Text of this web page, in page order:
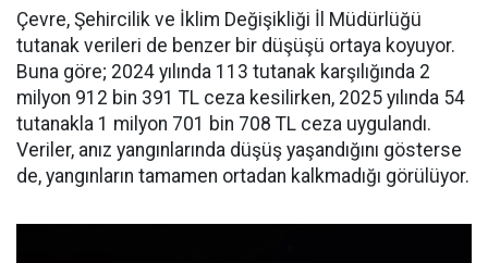
Çevre, Şehircilik ve İklim Değişikliği İl Müdürlüğü
tutanak verileri de benzer bir düşüşü ortaya koyuyor.
Buna göre; 2024 yılında 113 tutanak karşılığında 2
milyon 912 bin 391 TL ceza kesilirken, 2025 yılında 54
tutanakla 1 milyon 701 bin 708 TL ceza uygulandı.
Veriler, anız yangınlarında düşüş yaşandığını gösterse
de, yangınların tamamen ortadan kalkmadığı görülüyor.